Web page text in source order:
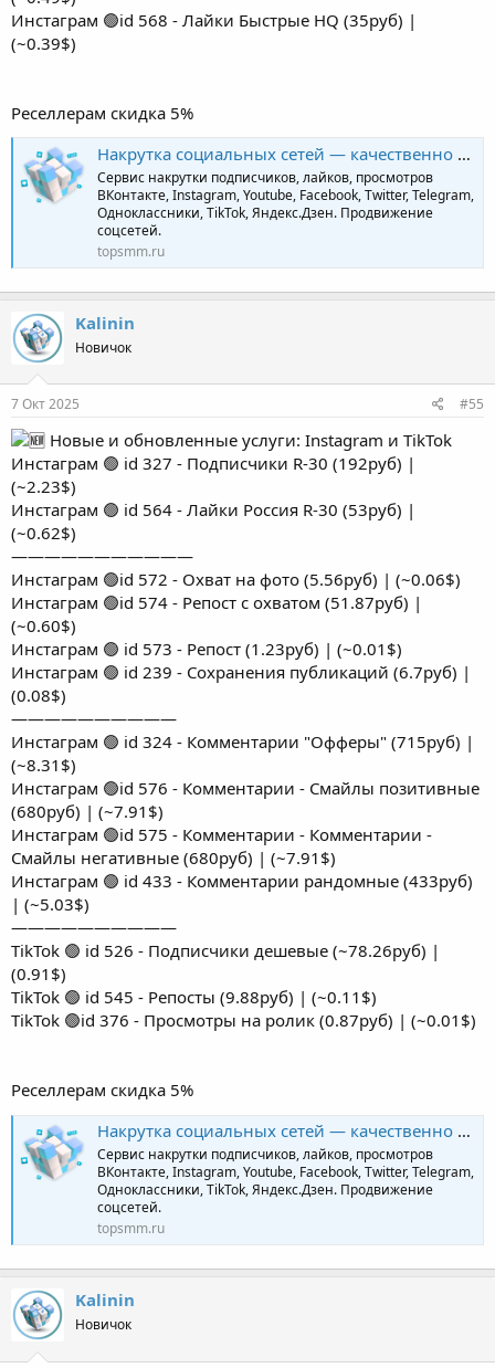
Инстаграм 🟢id 568 - Лайки Быстрые HQ (35руб) |
(~0.39$)
Реселлерам скидка 5%
Накрутка социальных сетей — качественно и профессионально | TopSmm
Сервис накрутки подписчиков, лайков, просмотров
ВКонтакте, Instagram, Youtube, Facebook, Twitter, Telegram,
Одноклассники, TikTok, Яндекс.Дзен. Продвижение
соцсетей.
topsmm.ru
Kalinin
Новичок
7 Окт 2025 #55
Новые и обновленные услуги: Instagram и TikTok
Инстаграм 🟢 id 327 - Подписчики R-30 (192руб) |
(~2.23$)
Инстаграм 🟢 id 564 - Лайки Россия R-30 (53руб) |
(~0.62$)
———————————
Инстаграм 🟢id 572 - Охват на фото (5.56руб) | (~0.06$)
Инстаграм 🟢id 574 - Репост с охватом (51.87руб) |
(~0.60$)
Инстаграм 🟢 id 573 - Репост (1.23руб) | (~0.01$)
Инстаграм 🟢 id 239 - Сохранения публикаций (6.7руб) |
(0.08$)
——————————
Инстаграм 🟢 id 324 - Комментарии "Офферы" (715руб) |
(~8.31$)
Инстаграм 🟢id 576 - Комментарии - Смайлы позитивные
(680руб) | (~7.91$)
Инстаграм 🟢id 575 - Комментарии - Комментарии -
Смайлы негативные (680руб) | (~7.91$)
Инстаграм 🟢 id 433 - Комментарии рандомные (433руб)
| (~5.03$)
——————————
TikTok 🟢 id 526 - Подписчики дешевые (~78.26руб) |
(0.91$)
TikTok 🟢 id 545 - Репосты (9.88руб) | (~0.11$)
TikTok 🟢id 376 - Просмотры на ролик (0.87руб) | (~0.01$)
Реселлерам скидка 5%
Накрутка социальных сетей — качественно и профессионально | TopSmm
Сервис накрутки подписчиков, лайков, просмотров
ВКонтакте, Instagram, Youtube, Facebook, Twitter, Telegram,
Одноклассники, TikTok, Яндекс.Дзен. Продвижение
соцсетей.
topsmm.ru
Kalinin
Новичок